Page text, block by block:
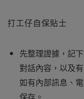
打工仔自保貼士
先整理證據，記
對話內容，以及
如有內部訊息、